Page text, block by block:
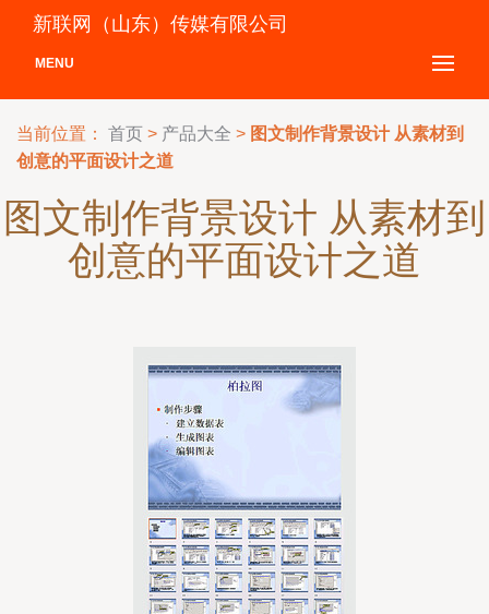
新联网（山东）传媒有限公司
MENU
当前位置： 首页 > 产品大全 > 图文制作背景设计 从素材到
创意的平面设计之道
图文制作背景设计 从素材到
创意的平面设计之道